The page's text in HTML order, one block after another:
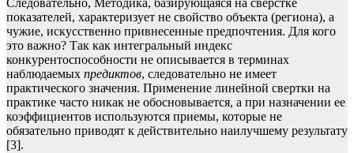
Следовательно, Методика, базирующаяся на сверстке
показателей, характеризует не свойство объекта (региона), а
чужие, искусственно привнесенные предпочтения. Для кого
это важно? Так как интегральный индекс
конкурентоспособности не описывается в терминах
наблюдаемых предиктов, следовательно не имеет
практического значения. Применение линейной свертки на
практике часто никак не обосновывается, а при назначении ее
коэффициентов используются приемы, которые не
обязательно приводят к действительно наилучшему результату
[3].